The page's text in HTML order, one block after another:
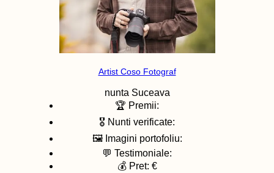
Artist Coso Fotograf
nunta Suceava
🏆 Premii:
🎖️ Nunti verificate:
🖼️ Imagini portofoliu:
💬 Testimoniale:
💰 Pret: €